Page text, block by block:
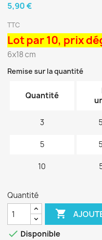
5,90 €
TTC
Lot par 10, prix
6x18 cm
Remise sur la quantité
Quantité
3
5
10
Quantité

 Disponible